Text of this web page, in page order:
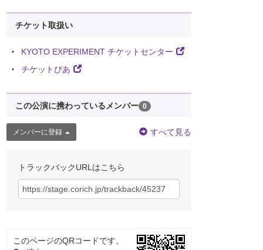
チケット取扱い
KYOTO EXPERIMENT チケットセンター
チケットぴあ
この公演に携わっているメンバー 0
メンバーに登録 すべて見る
トラックバックURLはこちら
このページのQRコードです。